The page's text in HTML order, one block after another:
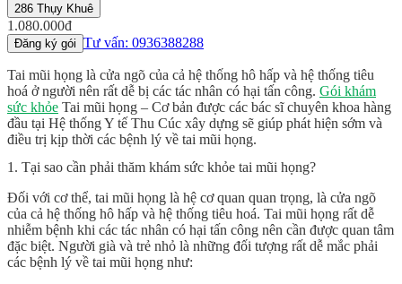
286 Thụy Khuê
1.080.000đ
Đăng ký gói Tư vấn: 0936388288
Tai mũi họng là cửa ngõ của cả hệ thống hô hấp và hệ thống tiêu
hoá ở người nên rất dễ bị các tác nhân có hại tấn công. Gói khám
sức khỏe Tai mũi họng – Cơ bản được các bác sĩ chuyên khoa hàng
đầu tại Hệ thống Y tế Thu Cúc xây dựng sẽ giúp phát hiện sớm và
điều trị kịp thời các bệnh lý về tai mũi họng.
1. Tại sao cần phải thăm khám sức khỏe tai mũi họng?
Đối với cơ thể, tai mũi họng là hệ cơ quan quan trọng, là cửa ngõ
của cả hệ thống hô hấp và hệ thống tiêu hoá. Tai mũi họng rất dễ
nhiễm bệnh khi các tác nhân có hại tấn công nên cần được quan tâm
đặc biệt. Người già và trẻ nhỏ là những đối tượng rất dễ mắc phải
các bệnh lý về tai mũi họng như: